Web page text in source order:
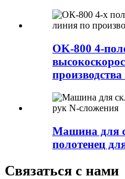
OK-800 4-
Машина для
полотенец
Связаться с нами